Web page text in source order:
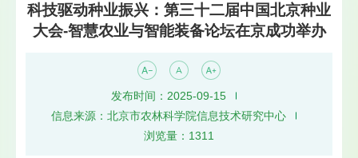
科技驱动种业振兴：第三十二届中国北京种业
大会-智慧农业与智能装备论坛在京成功举办
发布时间：2025-09-15
信息来源：北京市农林科学院信息技术研究中心
浏览量： 1311